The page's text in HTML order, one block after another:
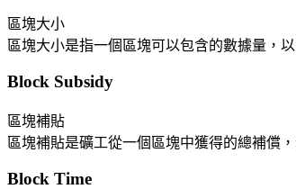
區塊大小
區塊大小是指一個區塊可以包含的數據量，
Block Subsidy
區塊補貼
區塊補貼是礦工從一個區塊中獲得的總補償
Block Time